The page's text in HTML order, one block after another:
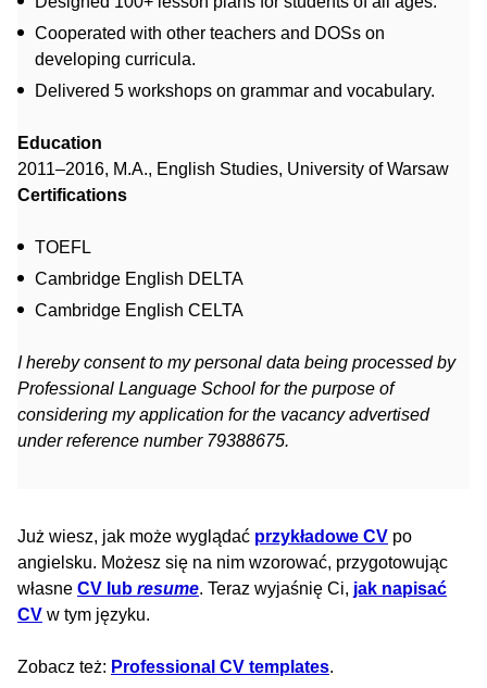
Cooperated with other teachers and DOSs on
developing curricula.
Delivered 5 workshops on grammar and vocabulary.
Education
2011–2016, M.A., English Studies, University of Warsaw
Certifications
TOEFL
Cambridge English DELTA
Cambridge English CELTA
I hereby consent to my personal data being processed by
Professional Language School for the purpose of
considering my application for the vacancy advertised
under reference number 79388675.
Już wiesz, jak może wyglądać przykładowe CV po
angielsku. Możesz się na nim wzorować, przygotowując
własne CV lub resume. Teraz wyjaśnię Ci, jak napisać
CV w tym języku.
Zobacz też: Professional CV templates.